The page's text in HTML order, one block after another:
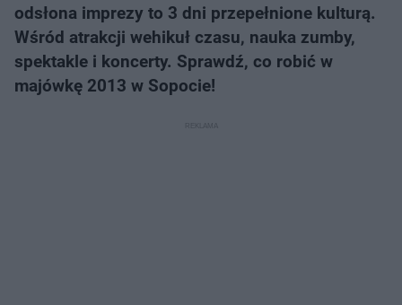
odsłona imprezy to 3 dni przepełnione kulturą.
Wśród atrakcji wehikuł czasu, nauka zumby,
spektakle i koncerty. Sprawdź, co robić w
majówkę 2013 w Sopocie!